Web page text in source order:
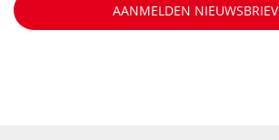
AANMELDEN